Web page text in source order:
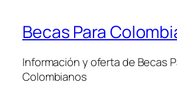
Becas Para
Información y oferta de Becas
Colombianos